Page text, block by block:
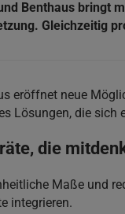
Benthaus
Gleichzeitig
eröffnet neue
Lösungen, die
die
Maße und
integrieren.